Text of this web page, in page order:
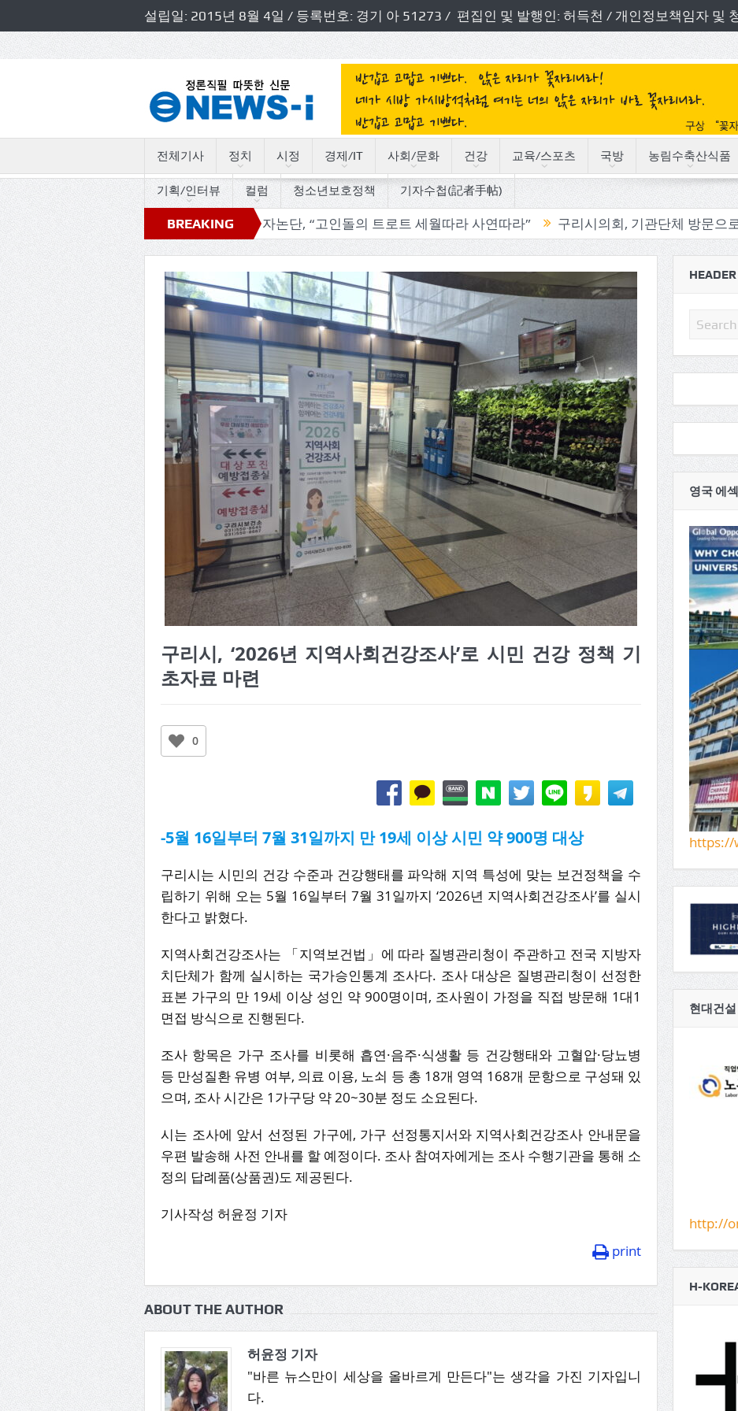
설립일: 2015년 8월 4일 / 등록번호: 경기 아 51273 / 편집인 및 발행인: 허득천 / 개인정보책임자 및
전체기사 정치 시정 경제/IT 사회/문화 건강 교육/스포츠 국방 농림수축산식품
기획/인터뷰 컬럼 청소년보호정책 기자수첩(記者手帖)
BREAKING
NEWS
소방정책간담회 개최 독자논단, “고인돌의 트로트 세월따라 사연따라” 구리시의회, 기관단체 방문으로 소통의정
구리시, ‘2026년 지역사회건강조사’로 시민 건강 정책 기
초자료 마련
0
-5월 16일부터 7월 31일까지 만 19세 이상 시민 약 900명 대상
구리시는 시민의 건강 수준과 건강행태를 파악해 지역 특성에 맞는 보건정책을 수
립하기 위해 오는 5월 16일부터 7월 31일까지 ‘2026년 지역사회건강조사’를 실시
한다고 밝혔다.
지역사회건강조사는 「지역보건법」에 따라 질병관리청이 주관하고 전국 지방자
치단체가 함께 실시하는 국가승인통계 조사다. 조사 대상은 질병관리청이 선정한
표본 가구의 만 19세 이상 성인 약 900명이며, 조사원이 가정을 직접 방문해 1대1
면접 방식으로 진행된다.
조사 항목은 가구 조사를 비롯해 흡연·음주·식생활 등 건강행태와 고혈압·당뇨병
등 만성질환 유병 여부, 의료 이용, 노쇠 등 총 18개 영역 168개 문항으로 구성돼 있
으며, 조사 시간은 1가구당 약 20~30분 정도 소요된다.
시는 조사에 앞서 선정된 가구에, 가구 선정통지서와 지역사회건강조사 안내문을
우편 발송해 사전 안내를 할 예정이다. 조사 참여자에게는 조사 수행기관을 통해 소
정의 답례품(상품권)도 제공된다.
기사작성 허윤정 기자
print
ABOUT THE AUTHOR
허윤정 기자
"바른 뉴스만이 세상을 올바르게 만든다"는 생각을 가진 기자입니
다.
HEADER
영국 에
https://
현대건
http://
H-